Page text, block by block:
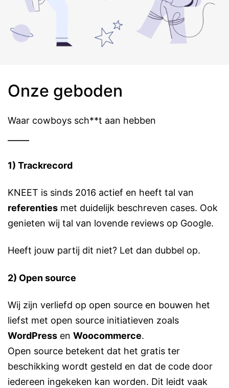
Onze geboden
Waar cowboys sch**t aan hebben
1) Trackrecord
KNEET is sinds 2016 actief en heeft tal van
referenties met duidelijk beschreven cases. Ook
genieten wij tal van lovende reviews op Google.
Heeft jouw partij dit niet? Let dan dubbel op.
2) Open source
Wij zijn verliefd op open source en bouwen het
liefst met open source initiatieven zoals
WordPress en Woocommerce.
Open source betekent dat het gratis ter
beschikking wordt gesteld en dat de code door
iedereen ingekeken kan worden. Dit leidt vaak